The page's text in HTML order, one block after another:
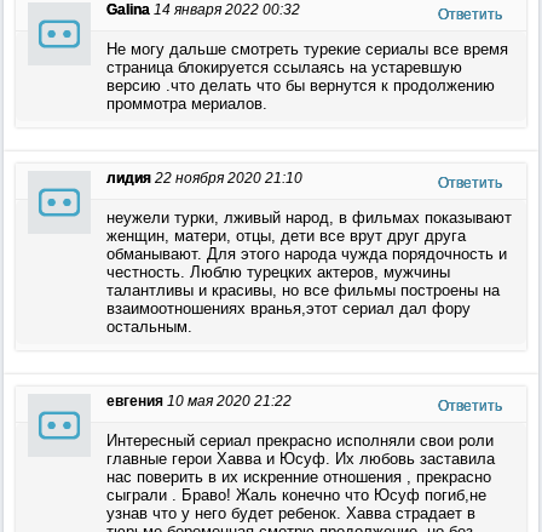
Galina 14 января 2022 00:32 Ответить
Не могу дальше смотреть турекие сериалы все время
страница блокируется ссылаясь на устаревшую
версию .что делать что бы вернутся к продолжению
проммотра мериалов.
лидия 22 ноября 2020 21:10 Ответить
неужели турки, лживый народ, в фильмах показывают
женщин, матери, отцы, дети все врут друг друга
обманывают. Для этого народа чужда порядочность и
честность. Люблю турецких актеров, мужчины
талантливы и красивы, но все фильмы построены на
взаимоотношениях вранья,этот сериал дал фору
остальным.
евгения 10 мая 2020 21:22 Ответить
Интересный сериал прекрасно исполняли свои роли
главные герои Хавва и Юсуф. Их любовь заставила
нас поверить в их искренние отношения , прекрасно
сыграли . Браво! Жаль конечно что Юсуф погиб,не
узнав что у него будет ребенок. Хавва страдает в